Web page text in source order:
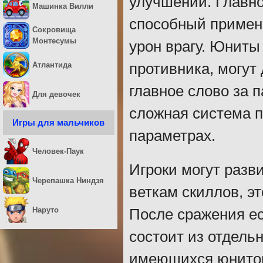
способный
урон врагу.
противника,
главное слово за
сложная система
параметрах.
Игроки могут
веткам скиллов,
После сражения
состоит из
имеющихся
Машинка Вилли
Сокровища
Монтесумы
Атлантида
Для девочек
Игры для мальчиков
Человек-Паук
Черепашка Ниндзя
Наруто